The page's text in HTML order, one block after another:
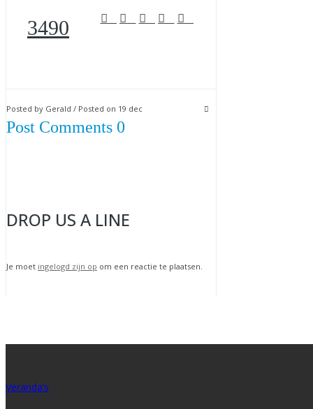
3490
Posted by Gerald / Posted on 19 dec
Post Comments 0
DROP US A LINE
Je moet ingelogd zijn op om een reactie te plaatsen.
Veranda’s